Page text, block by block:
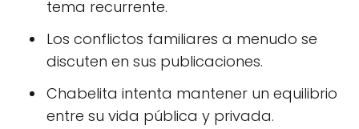
tema recurrente.
Los conflictos familiares a menudo se
discuten en sus publicaciones.
Chabelita intenta mantener un equilibrio
entre su vida pública y privada.